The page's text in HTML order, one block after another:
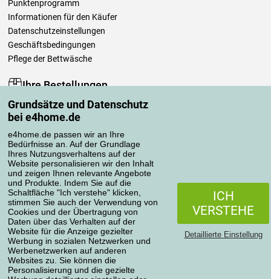
Grundsätze und Datenschutz
bei e4home.de
e4home.de passen wir an Ihre
Bedürfnisse an. Auf der Grundlage
Ihres Nutzungsverhaltens auf der
Website personalisieren wir den Inhalt
und zeigen Ihnen relevante Angebote
und Produkte. Indem Sie auf die
Schaltfläche "Ich verstehe" klicken,
stimmen Sie auch der Verwendung von
Cookies und der Übertragung von
Daten über das Verhalten auf der
Website für die Anzeige gezielter
Werbung in sozialen Netzwerken und
Werbenetzwerken auf anderen
Websites zu. Sie können die
Personalisierung und die gezielte
ICH
VERSTEHE
Detaillierte Einstellung
Punktenprogramm
Informationen für den Käufer
Datenschutzeinstellungen
Geschäftsbedingungen
Pflege der Bettwäsche
Ihre Bestellungen
Mein Konto
Bestellübersicht
Reklamationen
Widerrufsbelehrung
Einfach mehr wissen
Richtlinien zur Verarbeitung von Bewertungen
Transportarten
Zahlungsmethoden